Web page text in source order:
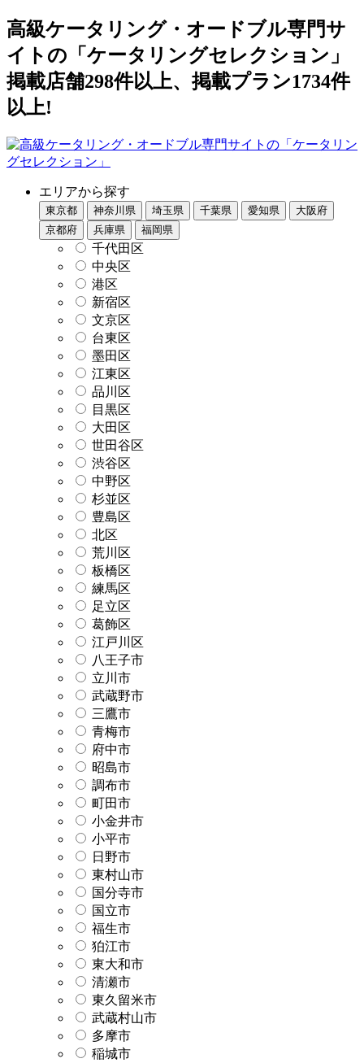
高級ケータリング・オードブル専門サ
イトの「ケータリングセレクション」
掲載店舗298件以上、掲載プラン1734件
以上!
エリアから探す
東京都 神奈川県 埼玉県 千葉県 愛知県
大阪府
京都府
兵庫県 福岡県
千代田区
中央区
港区
新宿区
文京区
台東区
墨田区
江東区
品川区
目黒区
大田区
世田谷区
渋谷区
中野区
杉並区
豊島区
北区
荒川区
板橋区
練馬区
足立区
葛飾区
江戸川区
八王子市
立川市
武蔵野市
三鷹市
青梅市
府中市
昭島市
調布市
町田市
小金井市
小平市
日野市
東村山市
国分寺市
国立市
福生市
狛江市
東大和市
清瀬市
東久留米市
武蔵村山市
多摩市
稲城市